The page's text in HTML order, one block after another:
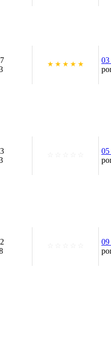
★ ★ ★ ★ ★
03
05
09